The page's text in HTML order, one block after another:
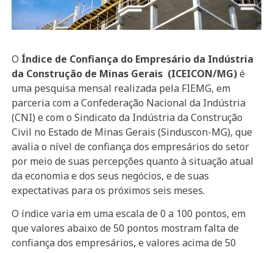
O Índice de Confiança do Empresário da Indústria
da Construção de Minas Gerais (ICEICON/MG)é
uma pesquisa mensal realizada pela FIEMG, em
parceria com a Confederação Nacional da Indústria
(CNI) e com o Sindicato da Indústria da Construção
Civil no Estado de Minas Gerais (Sinduscon-MG), que
avalia o nível de confiança dos empresários do setor
por meio de suas percepções quanto à situação atual
da economia e dos seus negócios, e de suas
expectativas para os próximos seis meses.
O índice varia em uma escala de 0 a 100 pontos, em
que valores abaixo de 50 pontos mostram falta de
confiança dos empresários, e valores acima de 50